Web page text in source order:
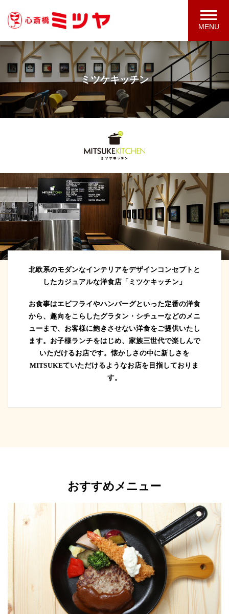
MENU
ミツケキッチン
北欧系のモダンなインテリアをデザインコンセプトと
したカジュアルな洋食店「ミツケキッチン」
お食事はエビフライやハンバーグといった定番の洋食
から、趣向をこらしたグラタン・シチューなどのメニ
ューまで、お客様に飽きさせない洋食をご提供いたし
ます。 お子様ランチをはじめ、家族三世代で楽しんで
いただけるお店です。懐かしさの中に新しさを
MITSUKEていただけるようなお店を目指しておりま
す。
おすすめメニュー